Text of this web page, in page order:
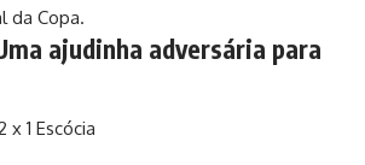
da Copa.
ajudinha adversária para
x 1 Escócia